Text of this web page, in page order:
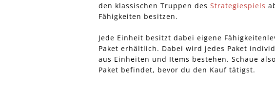
den klassischen Truppen des Strategiespiels
Fähigkeiten besitzen.
Jede Einheit besitzt dabei eigene
Paket erhältlich. Dabei wird jedes Paket
aus Einheiten und Items bestehen. Schaue
Paket befindet, bevor du den Kauf tätigst.